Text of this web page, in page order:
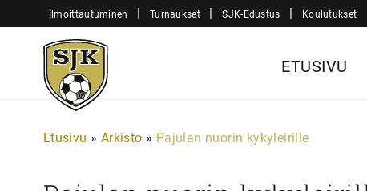
sisältöön
Ilmoittautuminen | Turnaukset | SJK-Edustus | Koulutukset
Sjk-
Juniorit
ETUSIVU
Etusivu » Arkisto » Pajulan nuorin kykyleirille